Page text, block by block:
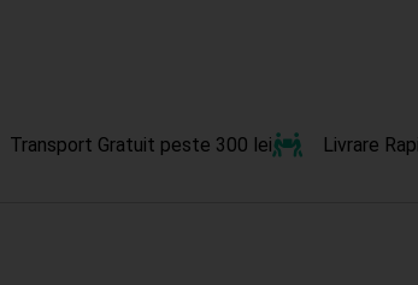
Transport Gratuit peste 300 lei Livrare